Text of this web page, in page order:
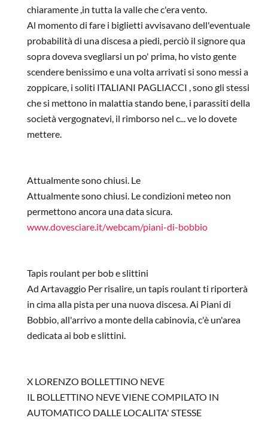
chiaramente ,in tutta la valle che c'era vento.
Al momento di fare i biglietti avvisavano dell'eventuale
probabilità di una discesa a piedi, perciò il signore qua
sopra doveva svegliarsi un po' prima, ho visto gente
scendere benissimo e una volta arrivati si sono messi a
zoppicare, i soliti ITALIANI PAGLIACCI , sono gli stessi
che si mettono in malattia stando bene, i parassiti della
società vergognatevi, il rimborso nel c... ve lo dovete
mettere.
Attualmente sono chiusi. Le
Attualmente sono chiusi. Le condizioni meteo non
permettono ancora una data sicura.
www.dovesciare.it/webcam/piani-di-bobbio
Tapis roulant per bob e slittini
Ad Artavaggio Per risalire, un tapis roulant ti riporterà
in cima alla pista per una nuova discesa. Ai Piani di
Bobbio, all'arrivo a monte della cabinovia, c'è un'area
dedicata ai bob e slittini.
X LORENZO BOLLETTINO NEVE
IL BOLLETTINO NEVE VIENE COMPILATO IN
AUTOMATICO DALLE LOCALITA' STESSE